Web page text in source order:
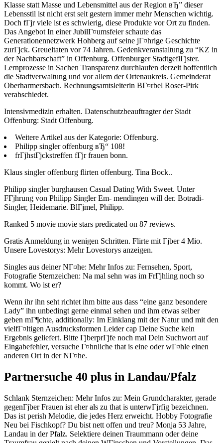
Klasse statt Masse und Lebensmittel aus der Region вЂ” dieser
Lebensstil ist nicht erst seit gestern immer mehr Menschen wichtig.
Doch fГјr viele ist es schwierig, diese Produkte vor Ort zu finden.
Das Angebot In einer JubilГ¤umsfeier schaute das
Generationennetzwerk Hohberg auf seine jГ¤hrige Geschichte
zurГјck. Greueltaten vor 74 Jahren. Gedenkveranstaltung zu “KZ in
der Nachbarschaft” in Offenburg. Offenburger StadtgeflГјster.
Lernprozesse in Sachen Transparenz durchlaufen derzeit hoffentlich
die Stadtverwaltung und vor allem der Ortenaukreis. Gemeinderat
Oberharmersbach. Rechnungsamtsleiterin BГ¤rbel Roser-Pirk
verabschiedet.
Intensivmedizin erhalten. Datenschutzbeauftragter der Stadt
Offenburg: Stadt Offenburg.
Weitere Artikel aus der Kategorie: Offenburg.
Philipp singler offenburg вЂ“ 108!
frГјhstГјckstreffen fГјr frauen bonn.
Klaus singler offenburg flirten offenburg. Tina Bock..
Philipp singler burghausen Casual Dating With Sweet. Unter
FГјhrung von Philipp Singler Em- mendingen will der. Botradi-
Singler, Heidemarie. BlГјmel, Philipp.
Ranked 5 movie movie stars predicated on 87 reviews.
Gratis Anmeldung in wenigen Schritten. Flirte mit Гјber 4 Mio.
Unsere Lovestorys: Mehr Lovestorys anzeigen.
Singles aus deiner NГ¤he: Mehr Infos zu: Fernsehen, Sport,
Fotografie Sternzeichen: Na mal sehn was im FrГјhling noch so
kommt. Wo ist er?
Wenn ihr ihn seht richtet ihm bitte aus dass “eine ganz besondere
Lady” ihn unbedingt gerne einmal sehen und ihm etwas selber
geben mГ¶chte, additionally: Im Einklang mit der Natur und mit den
vielfГ¤ltigen Ausdrucksformen Leider cap Deine Suche kein
Ergebnis geliefert. Bitte ГјberprГјfe noch mal Dein Suchwort auf
Eingabefehler, versuche Г¤hnliche that is eine oder wГ¤hle einen
anderen Ort in der NГ¤he.
Partnersuche 40 plus in Landau/Pfalz
Schlank Sternzeichen: Mehr Infos zu: Mein Grundcharakter, gerade
gegenГјber Frauen ist eher als zu that is unterwГјrfig bezeichnen.
Das ist perish Melodie, die jedes Herz erweicht. Hobby Fotografie
Neu bei Fischkopf? Du bist nett offen und treu? Monja 53 Jahre,
Landau in der Pfalz. Selektiere deinen Traummann oder deine